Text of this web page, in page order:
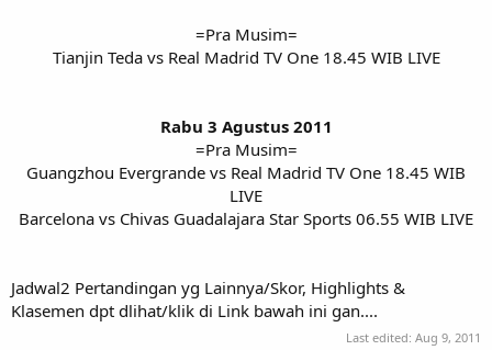
=Pra Musim=
Tianjin Teda vs Real Madrid TV One 18.45 WIB LIVE
Rabu 3 Agustus 2011
=Pra Musim=
Guangzhou Evergrande vs Real Madrid TV One 18.45 WIB
LIVE
Barcelona vs Chivas Guadalajara Star Sports 06.55 WIB LIVE​
Jadwal2 Pertandingan yg Lainnya/Skor, Highlights &
Klasemen dpt dlihat/klik di Link bawah ini gan....
Last edited: Aug 9, 2011